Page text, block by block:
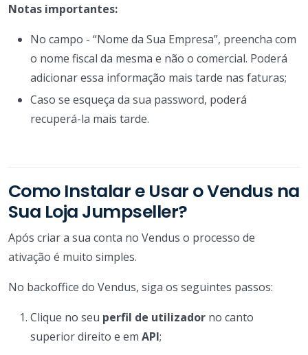
Notas importantes:
No campo - “Nome da Sua Empresa”, preencha com
o nome fiscal da mesma e não o comercial. Poderá
adicionar essa informação mais tarde nas faturas;
Caso se esqueça da sua password, poderá
recuperá-la mais tarde.
Como Instalar e Usar o Vendus na
Sua Loja Jumpseller?
Após criar a sua conta no Vendus o processo de
ativação é muito simples.
No backoffice do Vendus, siga os seguintes passos:
Clique no seu perfil de utilizador no canto
superior direito e em API;